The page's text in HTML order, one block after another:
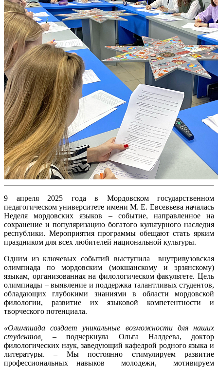
9 апреля 2025 года в Мордовском государственном
педагогическом университете имени М. Е. Евсевьева началась
Неделя мордовских языков – событие, направленное на
сохранение и популяризацию богатого культурного наследия
республики. Мероприятия программы обещают стать ярким
праздником для всех любителей национальной культуры.
Одним из ключевых событий выступила внутривузовская
олимпиада по мордовским (мокшанскому и эрзянскому)
языкам, организованная на филологическом факультете. Цель
олимпиады – выявление и поддержка талантливых студентов,
обладающих глубокими знаниями в области мордовской
филологии, развитие их языковой компетентности и
творческого потенциала.
«Олимпиада создает уникальные возможности для наших
студентов, – подчеркнула Ольга Налдеева, доктор
филологических наук, заведующий кафедрой родного языка и
литературы. – Мы постоянно стимулируем развитие
профессиональных навыков молодежи, мотивируем